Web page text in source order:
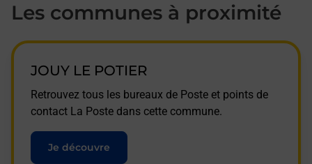
Les communes à proximité
JOUY LE POTIER
Retrouvez tous les bureaux de Poste et points de
contact La Poste dans cette commune.
Je découvre